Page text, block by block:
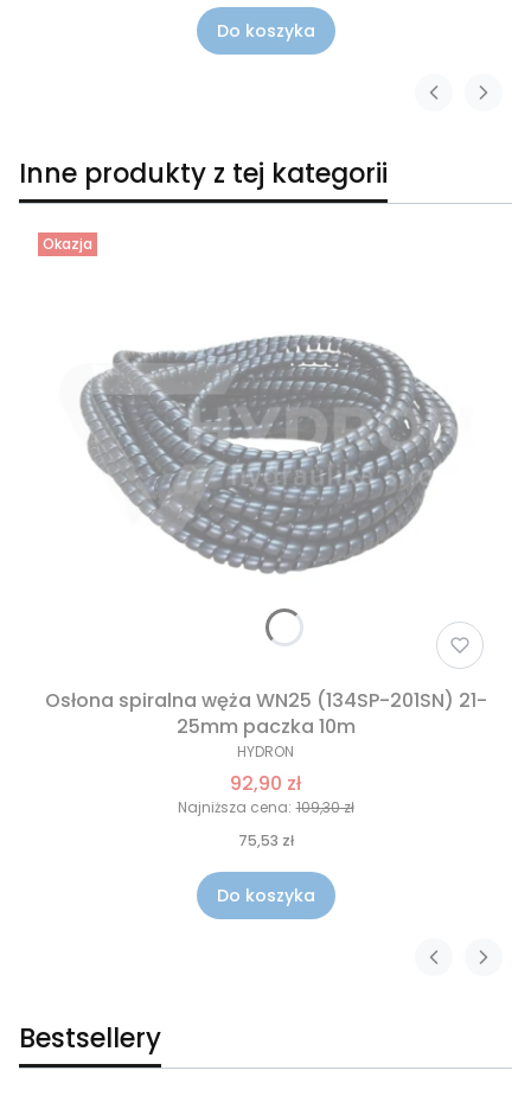
Do koszyka
Inne produkty z tej kategorii
Okazja
Osłona spiralna węża WN25 (134SP-201SN) 21-
25mm paczka 10m
HYDRON
92,90 zł
Najniższa cena: 109,30 zł
75,53 zł
Do koszyka
Bestsellery